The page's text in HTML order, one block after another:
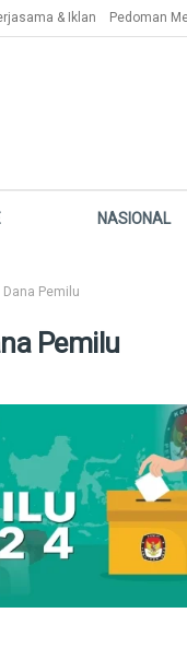
& Iklan Pedoman
NASIONAL
Dana Pemilu
Pemilu